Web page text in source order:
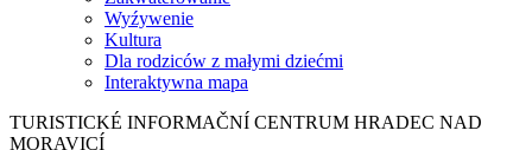
Wyźywenie
Kultura
Dla rodziców z małymi dziećmi
Interaktywna mapa
TURISTICKÉ INFORMAČNÍ CENTRUM HRADEC NAD
MORAVICÍ